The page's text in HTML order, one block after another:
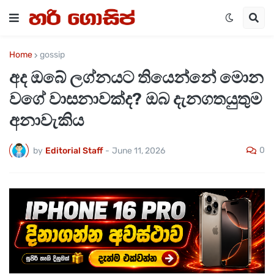
Home gossip
අද ඔබේ ලග්නයට තියෙන්නේ මොන
වගේ වාසනාවක්ද? ඔබ දැනගතයුතුම
අනාවැකිය
by Editorial Staff - June 11, 2026 0